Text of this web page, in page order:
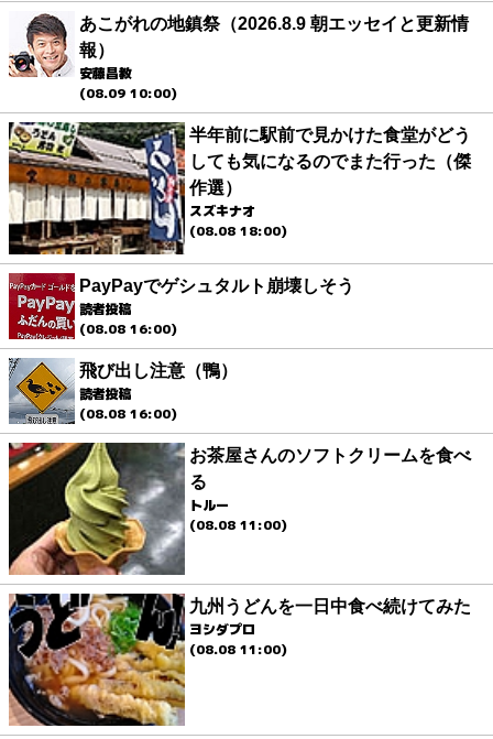
あこがれの地鎮祭（2026.8.9 朝エッセイと更新情
報）
安藤昌教
(08.09 10:00)
半年前に駅前で見かけた食堂がどう
しても気になるのでまた行った（傑
作選）
スズキナオ
(08.08 18:00)
PayPayでゲシュタルト崩壊しそう
読者投稿
(08.08 16:00)
飛び出し注意（鴨）
読者投稿
(08.08 16:00)
お茶屋さんのソフトクリームを食べ
る
トルー
(08.08 11:00)
九州うどんを一日中食べ続けてみた
ヨシダプロ
(08.08 11:00)